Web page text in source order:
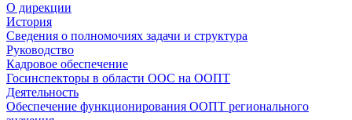
О дирекции
История
Сведения о полномочиях задачи и структура
Руководство
Кадровое обеспечение
Госинспекторы в области ООС на ООПТ
Деятельность
Обеспечение функционирования ООПТ регионального